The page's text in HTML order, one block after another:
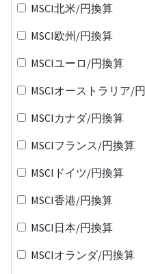
MSCI北米/円換算
MSCI欧州/円換算
MSCIユーロ/円換算
MSCIオーストラリア/
MSCIカナダ/円換算
MSCIフランス/円換算
MSCIドイツ/円換算
MSCI香港/円換算
MSCI日本/円換算
MSCIオランダ/円換算